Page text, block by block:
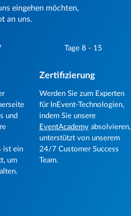
eingehen möchten,
an uns.
Tage 8 - 15
und
ist ein
um
Zertifizierung
Werden Sie zum Experten
für InEvent-Technologien,
indem Sie unsere
EventAcademyabsolvieren,
unterstützt von unserem
24/7 Customer Success
Team.